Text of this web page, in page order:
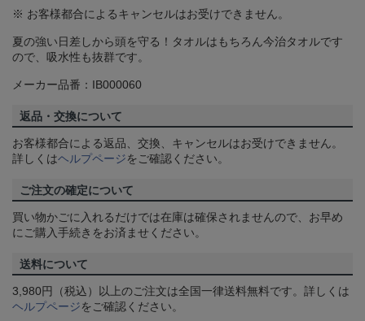
※ お客様都合によるキャンセルはお受けできません。
夏の強い日差しから頭を守る！タオルはもちろん今治タオルです
ので、吸水性も抜群です。
メーカー品番：IB000060
返品・交換について
お客様都合による返品、交換、キャンセルはお受けできません。
詳しくはヘルプページをご確認ください。
ご注文の確定について
買い物かごに入れるだけでは在庫は確保されませんので、お早め
にご購入手続きをお済ませください。
送料について
3,980円（税込）以上のご注文は全国一律送料無料です。詳しくは
ヘルプページをご確認ください。